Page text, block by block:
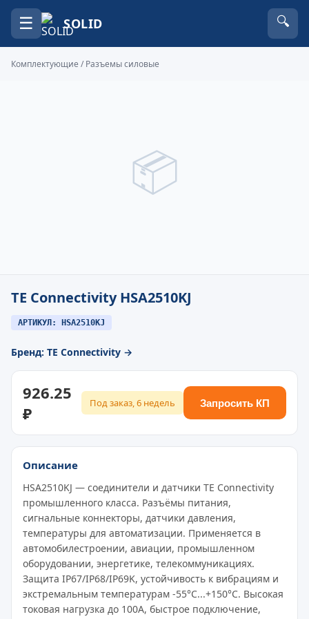
☰ SOLID 🔍
Комплектующие /Разъемы силовые
📦
TE Connectivity HSA2510KJ
АРТИКУЛ: HSA2510KJ
Бренд: TE Connectivity →
926.25
₽
Под заказ, 6 недель Запросить КП
Описание
HSA2510KJ — соединители и датчики TE Connectivity
промышленного класса. Разъёмы питания,
сигнальные коннекторы, датчики давления,
температуры для автоматизации. Применяется в
автомобилестроении, авиации, промышленном
оборудовании, энергетике, телекоммуникациях.
Защита IP67/IP68/IP69K, устойчивость к вибрациям и
экстремальным температурам -55°C...+150°C. Высокая
токовая нагрузка до 100A, быстрое подключение,